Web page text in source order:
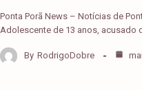
Ponta Porã News – Notícias de
Adolescente de 13 anos, acusado
By RodrigoDobre